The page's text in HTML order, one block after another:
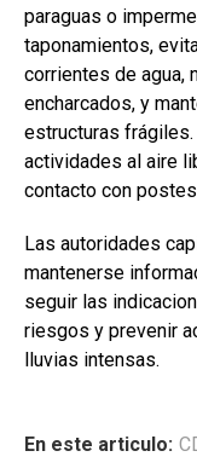
paraguas o
taponamientos,
corrientes de agua,
encharcados, y
estructuras
actividades al aire
contacto con
Las autoridades
mantenerse
seguir las
riesgos y prevenir
lluvias intensas.
En este articulo: